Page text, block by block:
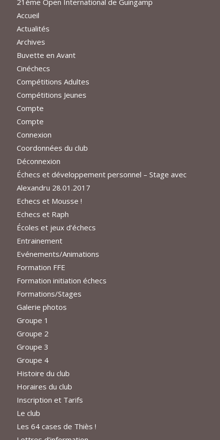
Accueil
Actualités
Archives
Buvette en Avant
Cinéchecs
Compétitions Adultes
Compétitions Jeunes
Compte
Compte
Connexion
Coordonnées du club
Déconnexion
Échecs et développement personnel – Stage avec
Alexandru 28.01.2017
Echecs et Mousse !
Echecs et Raph
Écoles et jeux d’échecs
Entrainement
Evénements/Animations
Formation FFE
Formation initiation échecs
Formations/Stages
Galerie photos
Groupe 1
Groupe 2
Groupe 3
Groupe 4
Histoire du club
Horaires du club
Inscription et Tarifs
Le club
Les 64 cases de Thiès !